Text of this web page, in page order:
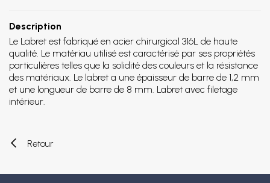
Description
Le Labret est fabriqué en acier chirurgical 316L de haute
qualité. Le matériau utilisé est caractérisé par ses propriétés
particulières telles que la solidité des couleurs et la résistance
des matériaux. Le labret a une épaisseur de barre de 1,2 mm
et une longueur de barre de 8 mm. Labret avec filetage
intérieur.
Retour